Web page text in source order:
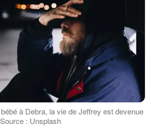
à Debra, la vie de Jeffrey est devenue
: Unsplash